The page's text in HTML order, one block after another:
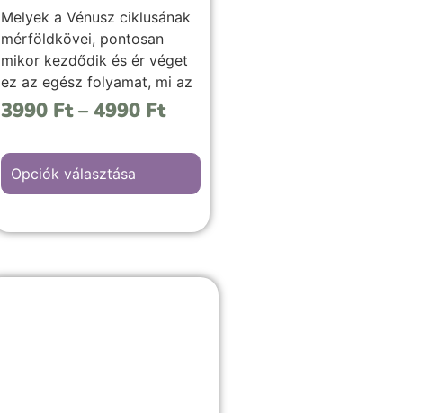
Melyek a Vénusz ciklusának
mérföldkövei, pontosan
mikor kezdődik és ér véget
ez az egész folyamat, mi az
ami meghatározza ezeket az
lehet kihozni a legjobbat
ezekből az időszakokból,
időszakait is.
3990 Ft – 4990 Ft
Opciók választása